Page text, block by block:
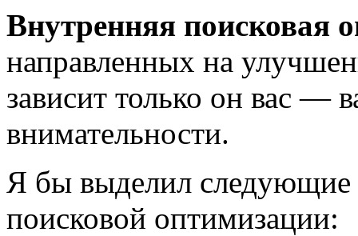
Внутренняя поисковая
направленных на
зависит только он вас —
внимательности.
Я бы выделил следующие
поисковой оптимизации: